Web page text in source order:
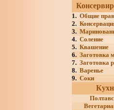
1. Общие
2.
3.
4. Соление
5. Квашение
6. Заготовка
7. Заготовка
8. Варенье
9. Соки